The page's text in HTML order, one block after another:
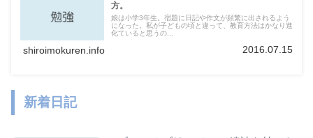
方。
娘は小学3年生。宿題に日記や作文が頻繁に出されるよう
になった。私が子どもの頃と違って、教育方法はかなり進
化ていると思うの...
shiroimokuren.info 2016.07.15
新着日記